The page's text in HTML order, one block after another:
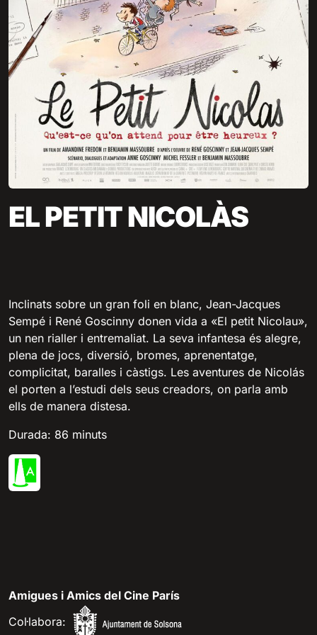
EL PETIT NICOLÀS
Inclinats sobre un gran foli en blanc, Jean-Jacques
Sempé i René Goscinny donen vida a «El petit Nicolau»,
un nen rialler i entremaliat. La seva infantesa és alegre,
plena de jocs, diversió, bromes, aprenentatge,
complicitat, baralles i càstigs. Les aventures de Nicolás
el porten a l’estudi dels seus creadors, on parla amb
ells de manera distesa.
Durada: 86 minuts
Amigues i Amics del Cine París
Col·labora: